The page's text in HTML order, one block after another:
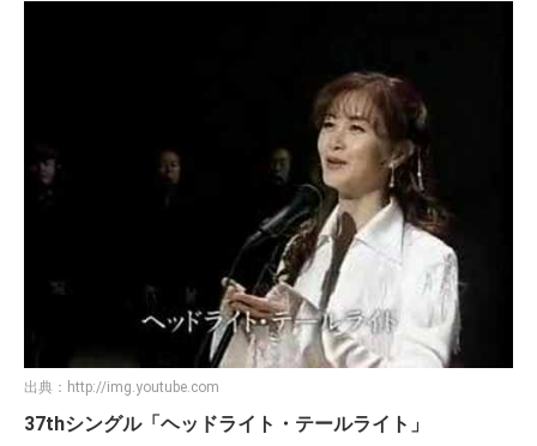
出典： http://img.youtube.com
37thシングル「ヘッドライト・テールライト」